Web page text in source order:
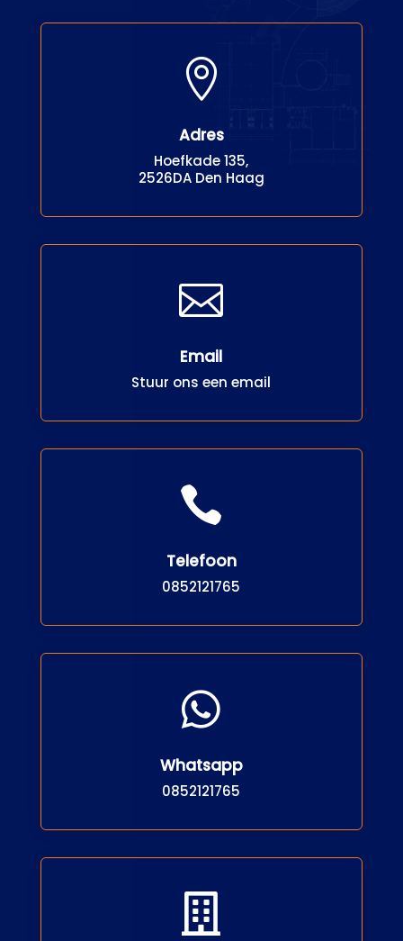

Adres
Hoefkade 135,
2526DA Den Haag

Email
Stuur ons een email

Telefoon
0852121765

Whatsapp
0852121765
